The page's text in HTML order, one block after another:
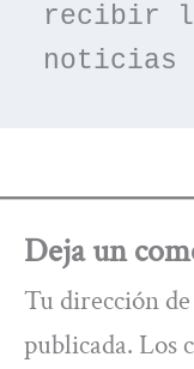
recibir
noticias
Deja un
Tu dirección
publicada. Los